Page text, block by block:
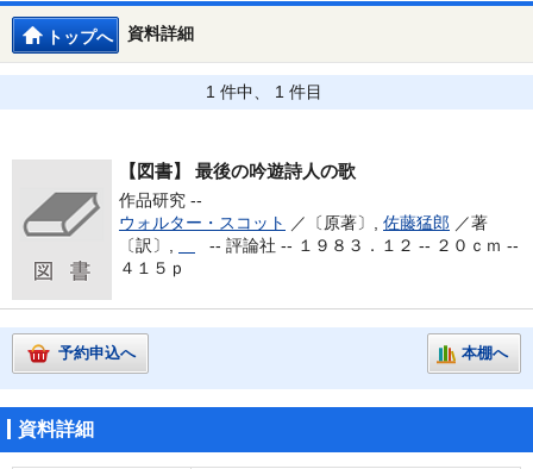
資料詳細
トップへ
1 件中、 1 件目
【図書】 最後の吟遊詩人の歌
作品研究 --
ウォルター・スコット ／〔原著〕, 佐藤猛郎 ／著
〔訳〕,
-- 評論社 -- １９８３．１２ -- ２０ｃｍ --
４１５ｐ
予約申込へ 本棚へ
資料詳細